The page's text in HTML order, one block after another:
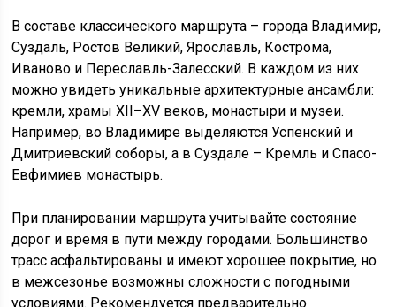
В составе классического маршрута – города Владимир,
Суздаль, Ростов Великий, Ярославль, Кострома,
Иваново и Переславль-Залесский. В каждом из них
можно увидеть уникальные архитектурные ансамбли:
кремли, храмы XII–XV веков, монастыри и музеи.
Например, во Владимире выделяются Успенский и
Дмитриевский соборы, а в Суздале – Кремль и Спасо-
Евфимиев монастырь.
При планировании маршрута учитывайте состояние
дорог и время в пути между городами. Большинство
трасс асфальтированы и имеют хорошее покрытие, но
в межсезонье возможны сложности с погодными
условиями. Рекомендуется предварительно